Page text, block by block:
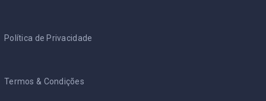
Política de Privacidade
Termos & Condições